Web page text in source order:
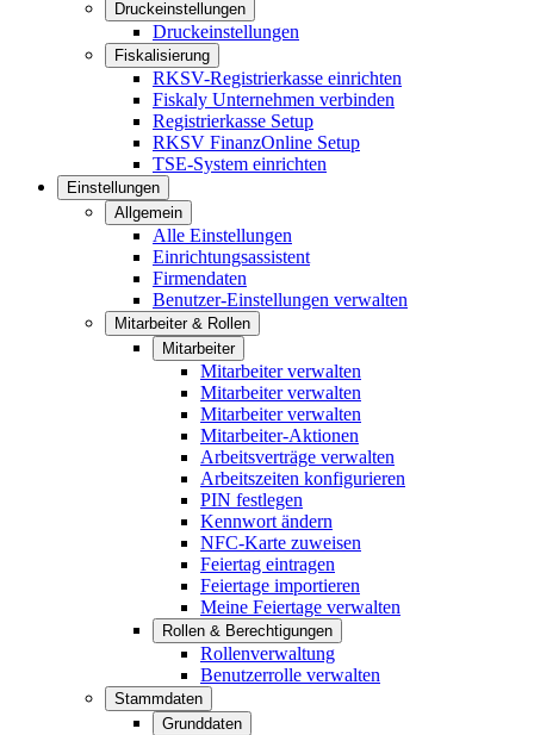
Druckeinstellungen
Druckeinstellungen
Fiskalisierung
RKSV-Registrierkasse einrichten
Fiskaly Unternehmen verbinden
Registrierkasse Setup
RKSV FinanzOnline Setup
TSE-System einrichten
Einstellungen
Allgemein
Alle Einstellungen
Einrichtungsassistent
Firmendaten
Benutzer-Einstellungen verwalten
Mitarbeiter & Rollen
Mitarbeiter
Mitarbeiter verwalten
Mitarbeiter verwalten
Mitarbeiter verwalten
Mitarbeiter-Aktionen
Arbeitsverträge verwalten
Arbeitszeiten konfigurieren
PIN festlegen
Kennwort ändern
NFC-Karte zuweisen
Feiertag eintragen
Feiertage importieren
Meine Feiertage verwalten
Rollen & Berechtigungen
Rollenverwaltung
Benutzerrolle verwalten
Stammdaten
Grunddaten